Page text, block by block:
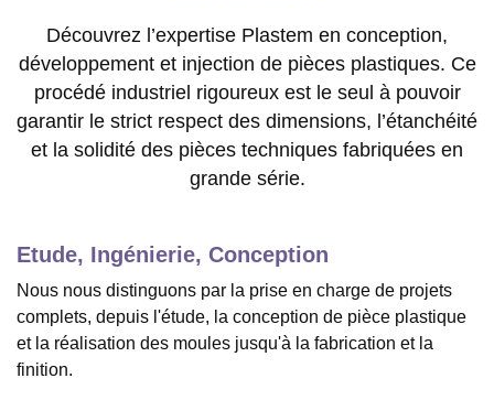
depuis 60 ans
Découvrez l’expertise Plastem en conception,
développement et injection de pièces plastiques. Ce
procédé industriel rigoureux est le seul à pouvoir
garantir le strict respect des dimensions, l’étanchéité
et la solidité des pièces techniques fabriquées en
grande série.
Etude, Ingénierie, Conception
Nous nous distinguons par la prise en charge de projets
complets, depuis l'étude, la conception de pièce plastique
et la réalisation des moules jusqu'à la fabrication et la
finition.